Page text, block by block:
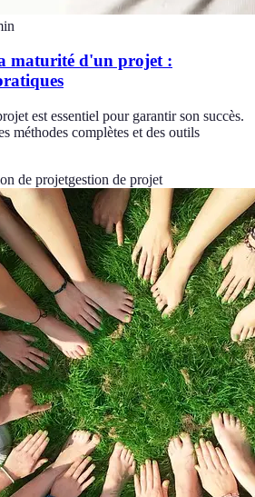
maturité d'un projet :
est essentiel pour garantir son succès.
méthodes complètes et des outils
de projetgestion de projet